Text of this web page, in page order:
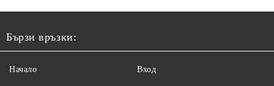
Бързи връзки:
Начало Вход